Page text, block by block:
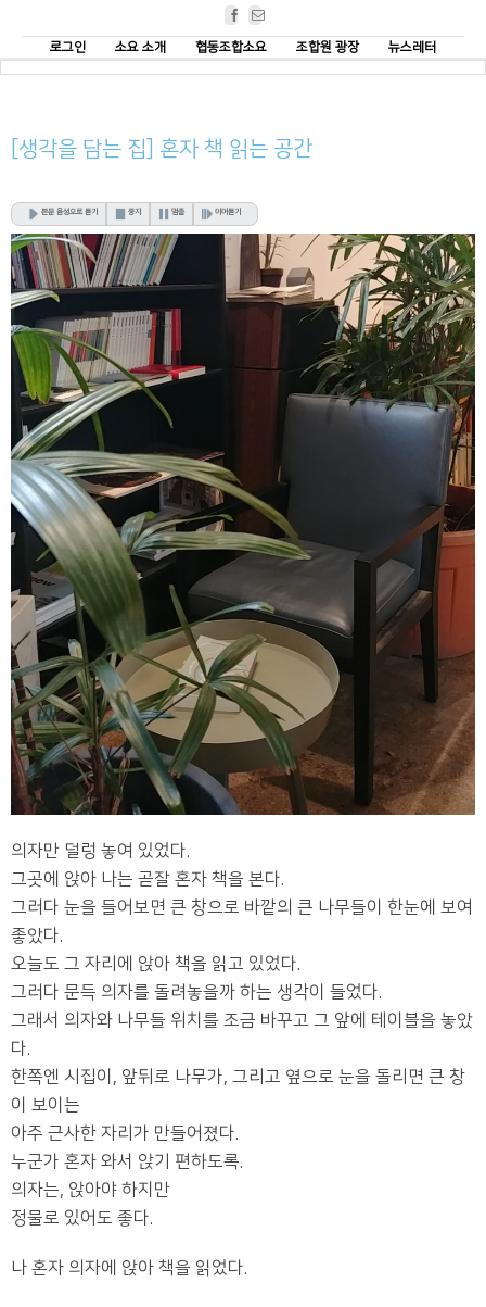
Facebook
로그인
소요 소개 협동조합소요 조합원 광장 뉴스레터
[생각을 담는 집] 혼자 책 읽는 공간
본문 음성으로 듣기 중지 멈춤 이어듣기
의자만 덜렁 놓여 있었다.
그곳에 앉아 나는 곧잘 혼자 책을 본다.
그러다 눈을 들어보면 큰 창으로 바깥의 큰 나무들이 한눈에 보여
좋았다.
오늘도 그 자리에 앉아 책을 읽고 있었다.
그러다 문득 의자를 돌려놓을까 하는 생각이 들었다.
그래서 의자와 나무들 위치를 조금 바꾸고 그 앞에 테이블을 놓았
다.
한쪽엔 시집이, 앞뒤로 나무가, 그리고 옆으로 눈을 돌리면 큰 창
이 보이는
아주 근사한 자리가 만들어졌다.
누군가 혼자 와서 앉기 편하도록.
의자는, 앉아야 하지만
정물로 있어도 좋다.
나 혼자 의자에 앉아 책을 읽었다.